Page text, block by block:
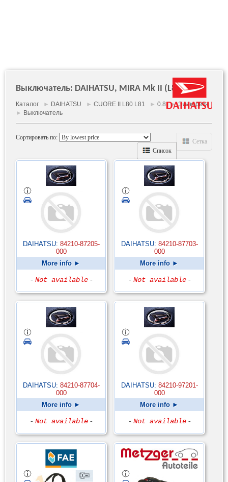
Выключатель: DAIHATSU, MIRA Mk II (L80, L81)
Каталог ► DAIHATSU ► CUORE II L80 L81 ► 0.8►Электрика
► Выключатель
Сортировать по:
Сетка
Список
DAIHATSU: 84210-87205-
000
More info ►
- Not available -
DAIHATSU: 84210-87703-
000
More info ►
- Not available -
DAIHATSU: 84210-87704-
000
More info ►
- Not available -
DAIHATSU: 84210-97201-
000
More info ►
- Not available -